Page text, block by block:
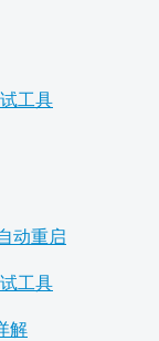
工具
动重启
工具
解